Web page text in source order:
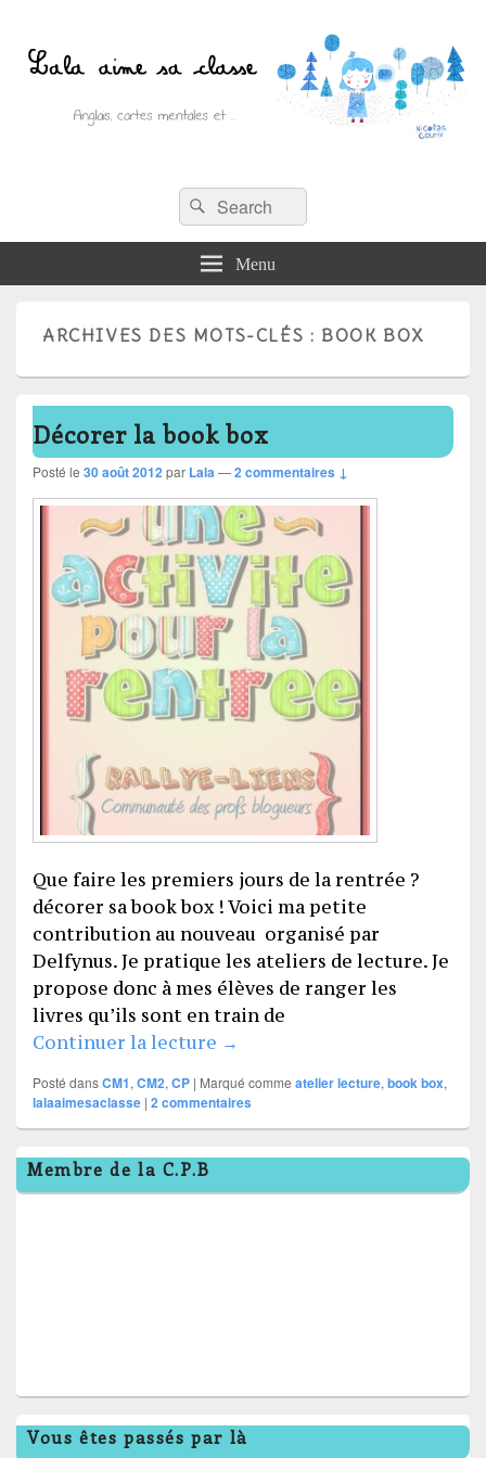
Lala aime sa classe
Anglais, cartes mentales et ….Recherche :
Rechercher
Menu
ARCHIVES DES MOTS-CLÉS : BOOK BOX
Décorer la book box
Posté le 30 août 2012par Lala—2 commentaires ↓
Que faire les premiers jours de la rentrée ?
décorer sa book box ! Voici ma petite
contribution au nouveau organisé par
Delfynus. Je pratique les ateliers de lecture. Je
propose donc à mes élèves de ranger les
livres qu’ils sont en train de
Continuer la lecture Décorer la book box
→
Posté dansCM1, CM2, CP | Marqué comme atelier lecture, book box,
lalaaimesaclasse | 2commentaires
Zone
principale
de
Membre de la C.P.B
Vous êtes passés par là